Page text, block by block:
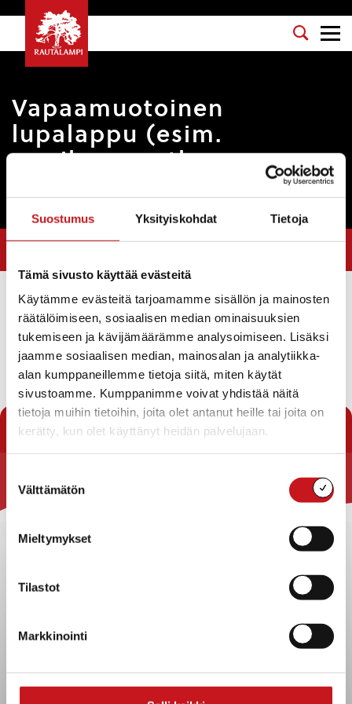
Suostumus Yksityiskohdat Tietoja
Tämä sivusto käyttää evästeitä
Käytämme evästeitä tarjoamamme sisällön ja mainosten
räätälöimiseen, sosiaalisen median ominaisuuksien
tukemiseen ja kävijämäärämme analysoimiseen. Lisäksi
jaamme sosiaalisen median, mainosalan ja analytiikka-
alan kumppaneillemme tietoja siitä, miten käytät
sivustoamme. Kumppanimme voivat yhdistää näitä
tietoja muihin tietoihin, joita olet antanut heille tai joita on
kerätty, kun olet käyttänyt heidän palvelujaan.
valinta
Välttämätön
Mieltymykset
Tilastot
Markkinointi
Vapaamuotoinen
lupalappu (esim.
oppilaan matkavapaan
Olet tässä:Etusivu>Lomakkeet>Vapaamuotoinen lupalappu (esim.
Koulut ja päivähoito
Tällä lupalapulla voit hakea Matti Lohen koululta esim.
matkavapaata.
Lataa
« Lomakkeet
Rautalammin kunta
Kuntainfo
sopimukset
Evästeet
Tietosuoja